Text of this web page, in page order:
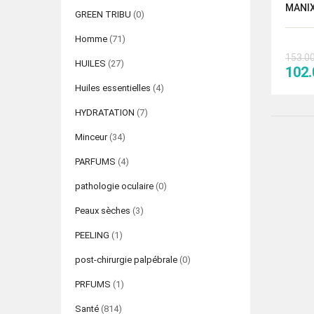
GREEN TRIBU (0)
Homme (71)
HUILES (27)
Huiles essentielles (4)
HYDRATATION (7)
Minceur (34)
PARFUMS (4)
pathologie oculaire (0)
Peaux sèches (3)
PEELING (1)
post-chirurgie palpébrale (0)
PRFUMS (1)
Santé (814)
Le